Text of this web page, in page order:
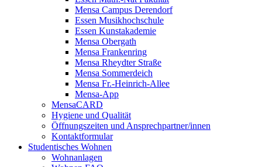
Mensa Campus Derendorf
Essen Musikhochschule
Essen Kunstakademie
Mensa Obergath
Mensa Frankenring
Mensa Rheydter Straße
Mensa Sommerdeich
Mensa Fr.-Heinrich-Allee
Mensa-App
MensaCARD
Hygiene und Qualität
Öffnungszeiten und Ansprechpartner/innen
Kontaktformular
Studentisches Wohnen
Wohnanlagen